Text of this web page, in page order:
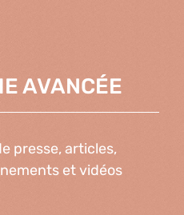
AVANCÉE
presse, articles,
et vidéos